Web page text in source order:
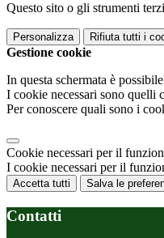
Questo sito o gli strumenti
Personalizza Rifiuta tutti i
Gestione cookie
In questa schermata è
I cookie necessari sono quelli
Per conoscere quali sono i
Cookie necessari per il
I cookie necessari per il
Accetta tutti Salva le
Contatti